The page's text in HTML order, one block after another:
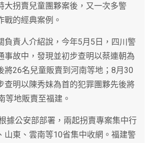
大拐賣兒童團夥案後，又一次多警
戰的經典案例。
負責人介紹說，今年5月5日，四川警
事故中，發現並初步查明以蔡連朝為
將26名兒童販賣到河南等地；8月30
查明以陳秀妹為首的犯罪團夥先後將
等地販賣至福建。
據公安部部署，兩起拐賣專案集中行
山東、雲南等10省集中收網。福建警